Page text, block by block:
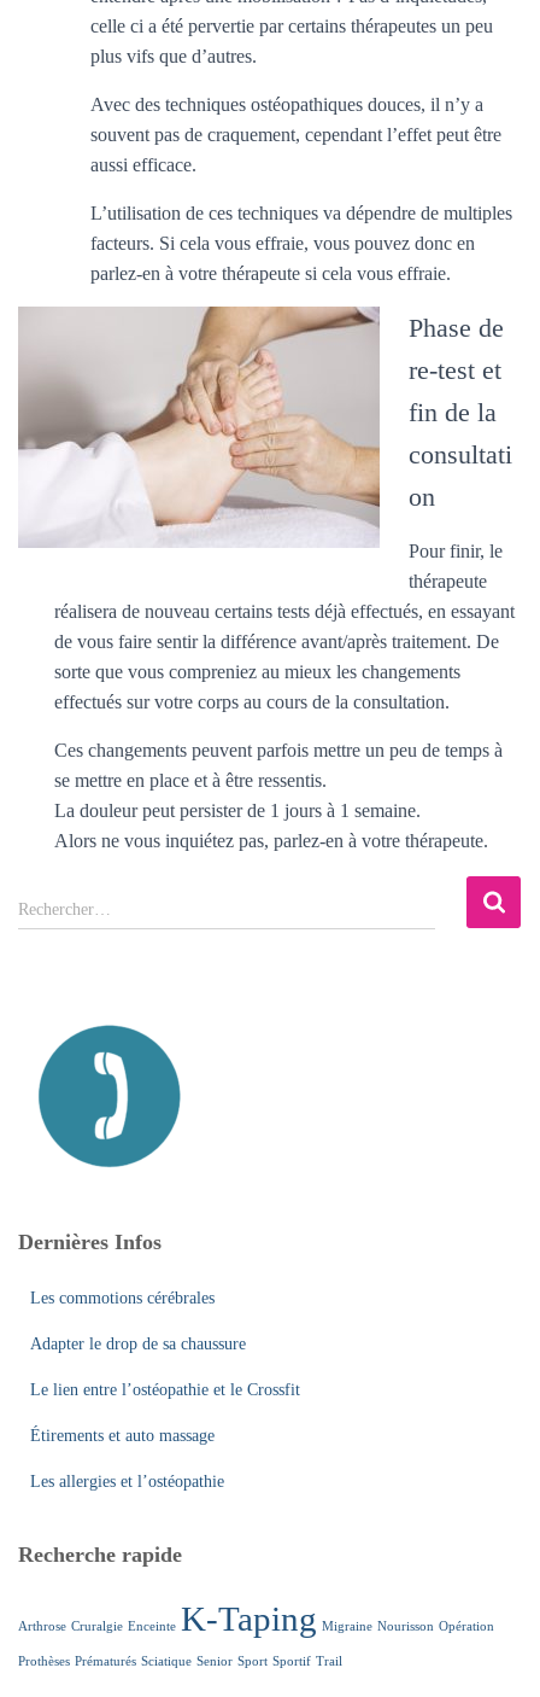
celle ci a été pervertie par certains thérapeutes un peu
plus vifs que d’autres.
Avec des techniques ostéopathiques douces, il n’y a
souvent pas de craquement, cependant l’effet peut être
aussi efficace.
L’utilisation de ces techniques va dépendre de multiples
facteurs. Si cela vous effraie, vous pouvez donc en
parlez-en à votre thérapeute si cela vous effraie.
Phase de
re-test et
fin de la
consultati
on
Pour finir, le
thérapeute
réalisera de nouveau certains tests déjà effectués, en essayant
de vous faire sentir la différence avant/après traitement. De
sorte que vous compreniez au mieux les changements
effectués sur votre corps au cours de la consultation.
Ces changements peuvent parfois mettre un peu de temps à
se mettre en place et à être ressentis.
La douleur peut persister de 1 jours à 1 semaine.
Alors ne vous inquiétez pas, parlez-en à votre thérapeute.
R
e
Rechercher…
Dernières Infos
Les commotions cérébrales
Adapter le drop de sa chaussure
Le lien entre l’ostéopathie et le Crossfit
Étirements et auto massage
Les allergies et l’ostéopathie
Recherche rapide
Arthrose Cruralgie Enceinte K-Taping Migraine Nourisson Opération
Prothèses Prématurés Sciatique Senior Sport Sportif Trail